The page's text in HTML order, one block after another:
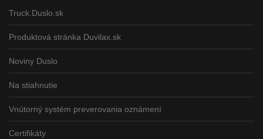
Truck.Duslo.sk
Produktová stránka Duvilax.sk
Noviny Duslo
Na stiahnutie
Vnútorný systém preverovania oznámení
Certifikáty